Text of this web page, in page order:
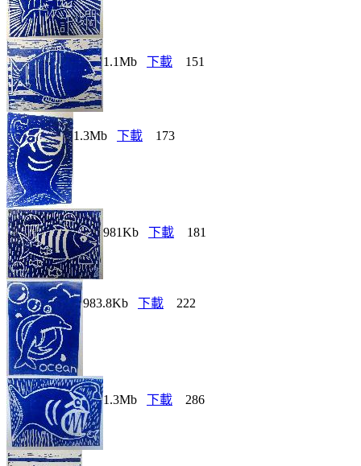
1.1Mb 下載 151
1.3Mb 下載 173
981Kb 下載 181
983.8Kb 下載 222
1.3Mb 下載 286